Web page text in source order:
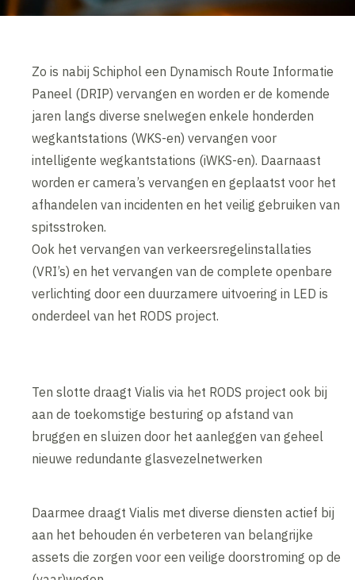
Zo is nabij Schiphol een Dynamisch Route Informatie
Paneel (DRIP) vervangen en worden er de komende
jaren langs diverse snelwegen enkele honderden
wegkantstations (WKS-en) vervangen voor
intelligente wegkantstations (iWKS-en). Daarnaast
worden er camera’s vervangen en geplaatst voor het
afhandelen van incidenten en het veilig gebruiken van
spitsstroken.
Ook het vervangen van verkeersregelinstallaties
(VRI’s) en het vervangen van de complete openbare
verlichting door een duurzamere uitvoering in LED is
onderdeel van het RODS project.
Ten slotte draagt Vialis via het RODS project ook bij
aan de toekomstige besturing op afstand van
bruggen en sluizen door het aanleggen van geheel
nieuwe redundante glasvezelnetwerken
Daarmee draagt Vialis met diverse diensten actief bij
aan het behouden én verbeteren van belangrijke
assets die zorgen voor een veilige doorstroming op de